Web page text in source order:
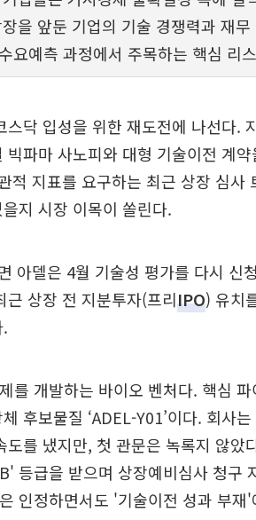
을 앞둔 기업의 기술 경쟁력과 재
요예측 과정에서 주목하는 핵심 리
닥 입성을 위한 재도전에 나선다.
파마 사노피와 대형 기술이전 계
적 지표를 요구하는 최근 상장 심사
지 시장 이목이 쏠린다.
아델은 4월 기술성 평가를 다시 신
상장 전 지분투자(프리IPO) 유치
를 개발하는 바이오 벤처다. 핵심
후보물질 ‘ADEL-Y01’이다. 회사
를 냈지만, 첫 관문은 녹록지 않았
등급을 받으며 상장예비심사 청구
인정하면서도 '기술이전 성과 부재